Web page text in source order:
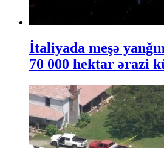
İtaliyada meşə
70 000 hektar ərazi